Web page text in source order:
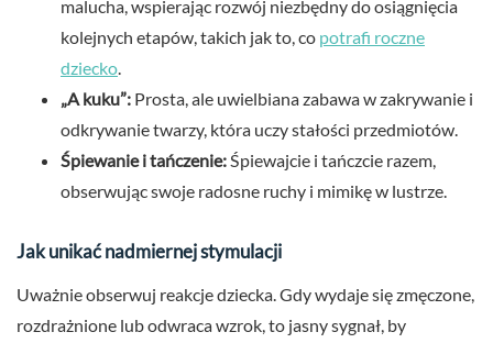
malucha, wspierając rozwój niezbędny do osiągnięcia
kolejnych etapów, takich jak to, co potrafi roczne
dziecko
„A kuku”: Prosta, ale uwielbiana zabawa w zakrywanie i
odkrywanie twarzy, która uczy stałości przedmiotów.
Śpiewanie i tańczenie: Śpiewajcie i tańczcie razem,
obserwując swoje radosne ruchy i mimikę w lustrze.
Jak unikać nadmiernej stymulacji
Uważnie obserwuj reakcje dziecka. Gdy wydaje się zmęczone,
rozdrażnione lub odwraca wzrok, to jasny sygnał, by